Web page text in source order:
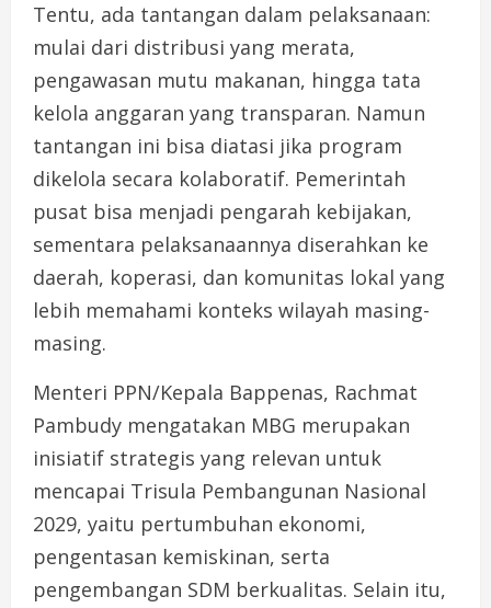
Tentu, ada tantangan dalam pelaksanaan:
mulai dari distribusi yang merata,
pengawasan mutu makanan, hingga tata
kelola anggaran yang transparan. Namun
tantangan ini bisa diatasi jika program
dikelola secara kolaboratif. Pemerintah
pusat bisa menjadi pengarah kebijakan,
sementara pelaksanaannya diserahkan ke
daerah, koperasi, dan komunitas lokal yang
lebih memahami konteks wilayah masing-
masing.
Menteri PPN/Kepala Bappenas, Rachmat
Pambudy mengatakan MBG merupakan
inisiatif strategis yang relevan untuk
mencapai Trisula Pembangunan Nasional
2029, yaitu pertumbuhan ekonomi,
pengentasan kemiskinan, serta
pengembangan SDM berkualitas. Selain itu,